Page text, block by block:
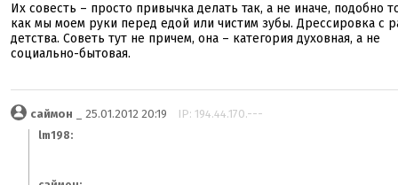
Их совесть – просто привычка делать так, а не иначе, подобно
как мы моем руки перед едой или чистим зубы. Дрессировка с
детства. Советь тут не причем, она – категория духовная, а не
социально-бытовая.
саймон _ 25.01.2012 20:19 IP: 194.44.170.---
lm198: